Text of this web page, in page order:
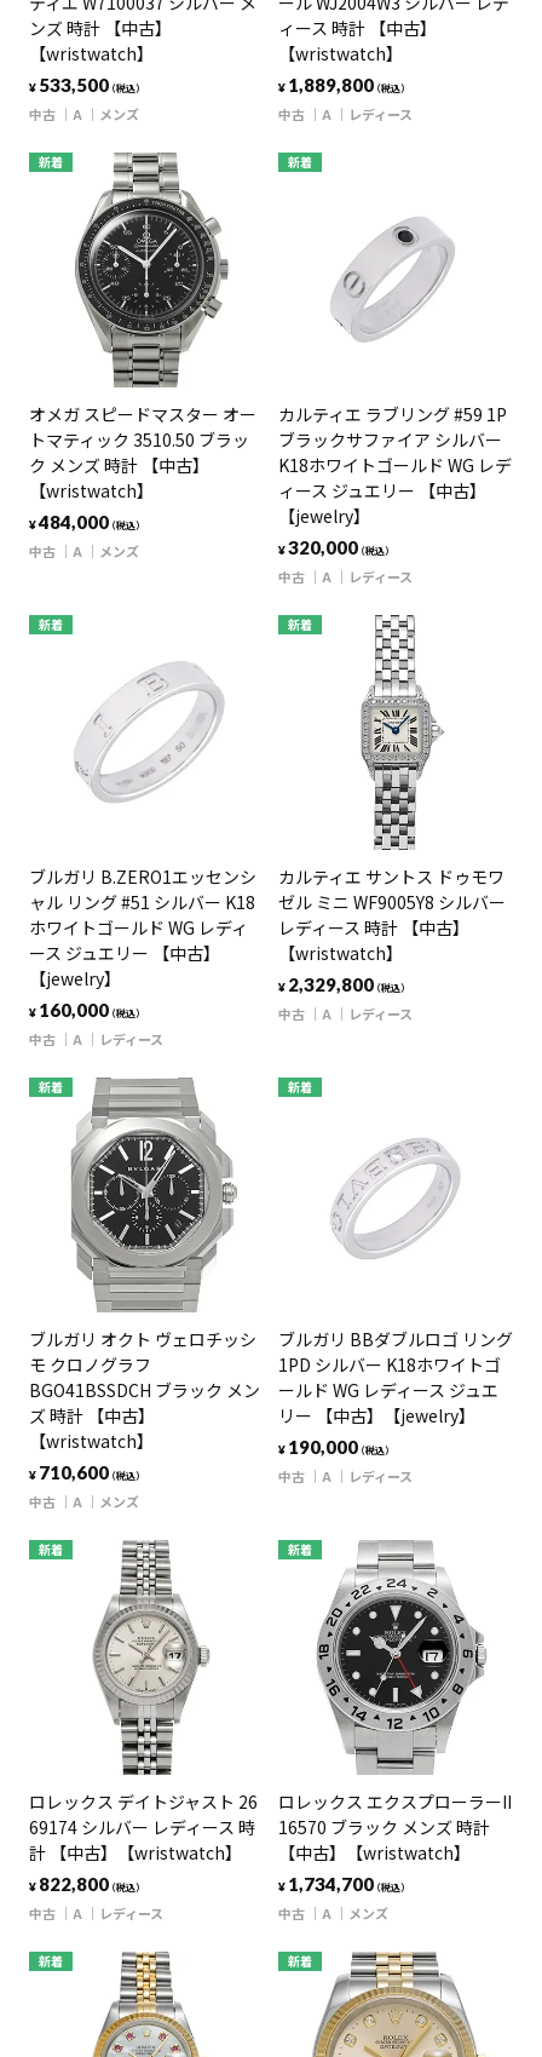
ンズ 時計 【中古】
【wristwatch】
¥ 533,500（税込）
中古 A メンズ
ィース 時計 【中古】
【wristwatch】
¥ 1,889,800（税込）
中古 A レディース
新着
オメガ スピードマスター オー
トマティック 3510.50 ブラッ
ク メンズ 時計 【中古】
【wristwatch】
¥484,000（税込）
中古 A メンズ
新着
カルティエ ラブリング #59 1P
ブラックサファイア シルバー
K18ホワイトゴールド WG レデ
ィース ジュエリー 【中古】
【jewelry】
¥320,000（税込）
中古 A レディース
新着
ブルガリ B.ZERO1エッセンシ
ャル リング #51 シルバー K18
ホワイトゴールド WG レディ
ース ジュエリー 【中古】
【jewelry】
¥ 160,000（税込）
中古 A レディース
新着
カルティエ サントス ドゥモワ
ゼル ミニ WF9005Y8 シルバー
レディース 時計 【中古】
【wristwatch】
¥ 2,329,800（税込）
中古 A レディース
新着
ブルガリ オクト ヴェロチッシ
モ クロノグラフ
BGO41BSSDCH ブラック メン
ズ 時計 【中古】
【wristwatch】
¥ 710,600（税込）
中古 A メンズ
新着
ブルガリ BBダブルロゴ リング
1PD シルバー K18ホワイトゴ
ールド WG レディース ジュエ
リー 【中古】【jewelry】
¥ 190,000（税込）
中古 A レディース
新着
ロレックス デイトジャスト 26
69174 シルバー レディース 時
計 【中古】【wristwatch】
¥ 822,800（税込）
中古 A レディース
新着
ロレックス エクスプローラーII
16570 ブラック メンズ 時計
【中古】【wristwatch】
¥ 1,734,700（税込）
中古 A メンズ
新着 新着